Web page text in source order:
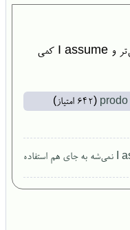
عبارت I am assuming کمی‌ رسمی‌تر و I assume کمی
prodo
(
642 امتیاز)
کی از I am assuming و I assume نمی‌شه به جای هم استفاده